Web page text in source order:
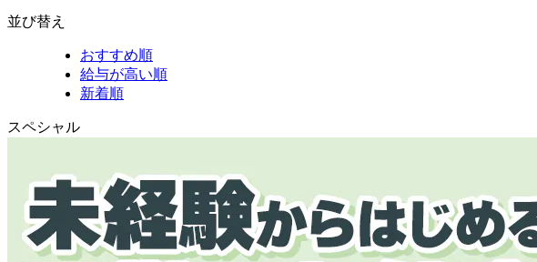
並び替え
おすすめ順
給与が高い順
新着順
スペシャル